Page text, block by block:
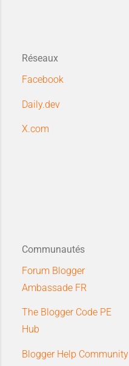
Réseaux
Facebook
Daily.dev
X.com
Communautés
Forum Blogger
Ambassade FR
The Blogger Code PE
Hub
Blogger Help Community